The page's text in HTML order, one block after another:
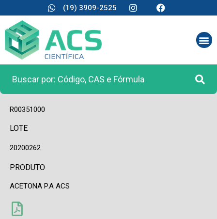
(19) 3909-2525
R00351000
LOTE
20200262
PRODUTO
ACETONA P.A ACS